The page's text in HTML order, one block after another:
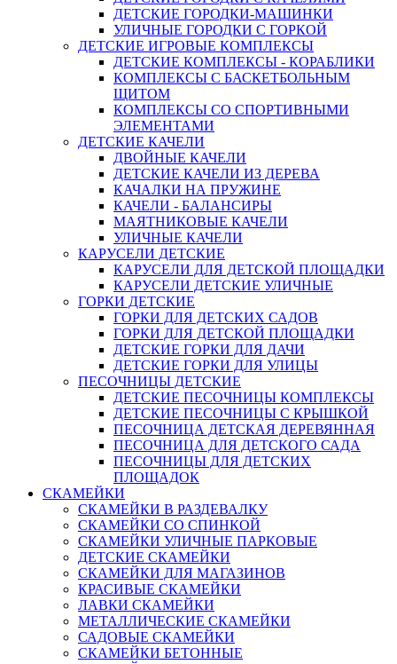
ДЕТСКИЕ ГОРОДКИ-МАШИНКИ
УЛИЧНЫЕ ГОРОДКИ С ГОРКОЙ
ДЕТСКИЕ ИГРОВЫЕ КОМПЛЕКСЫ
ДЕТСКИЕ КОМПЛЕКСЫ - КОРАБЛИКИ
КОМПЛЕКСЫ С БАСКЕТБОЛЬНЫМ
ЩИТОМ
КОМПЛЕКСЫ СО СПОРТИВНЫМИ
ЭЛЕМЕНТАМИ
ДЕТСКИЕ КАЧЕЛИ
ДВОЙНЫЕ КАЧЕЛИ
ДЕТСКИЕ КАЧЕЛИ ИЗ ДЕРЕВА
КАЧАЛКИ НА ПРУЖИНЕ
КАЧЕЛИ - БАЛАНСИРЫ
МАЯТНИКОВЫЕ КАЧЕЛИ
УЛИЧНЫЕ КАЧЕЛИ
КАРУСЕЛИ ДЕТСКИЕ
КАРУСЕЛИ ДЛЯ ДЕТСКОЙ ПЛОЩАДКИ
КАРУСЕЛИ ДЕТСКИЕ УЛИЧНЫЕ
ГОРКИ ДЕТСКИЕ
ГОРКИ ДЛЯ ДЕТСКИХ САДОВ
ГОРКИ ДЛЯ ДЕТСКОЙ ПЛОЩАДКИ
ДЕТСКИЕ ГОРКИ ДЛЯ ДАЧИ
ДЕТСКИЕ ГОРКИ ДЛЯ УЛИЦЫ
ПЕСОЧНИЦЫ ДЕТСКИЕ
ДЕТСКИЕ ПЕСОЧНИЦЫ КОМПЛЕКСЫ
ДЕТСКИЕ ПЕСОЧНИЦЫ С КРЫШКОЙ
ПЕСОЧНИЦА ДЕТСКАЯ ДЕРЕВЯННАЯ
ПЕСОЧНИЦА ДЛЯ ДЕТСКОГО САДА
ПЕСОЧНИЦЫ ДЛЯ ДЕТСКИХ
ПЛОЩАДОК
СКАМЕЙКИ
СКАМЕЙКИ В РАЗДЕВАЛКУ
СКАМЕЙКИ СО СПИНКОЙ
СКАМЕЙКИ УЛИЧНЫЕ ПАРКОВЫЕ
ДЕТСКИЕ СКАМЕЙКИ
СКАМЕЙКИ ДЛЯ МАГАЗИНОВ
КРАСИВЫЕ СКАМЕЙКИ
ЛАВКИ СКАМЕЙКИ
МЕТАЛЛИЧЕСКИЕ СКАМЕЙКИ
САДОВЫЕ СКАМЕЙКИ
СКАМЕЙКИ БЕТОННЫЕ